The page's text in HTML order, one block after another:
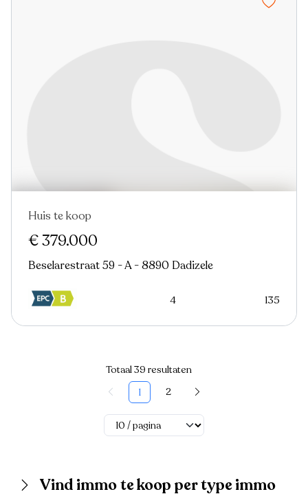
Huis te koop
€ 379.000
Beselarestraat 59 - A - 8890 Dadizele
4 135
Totaal 39 resultaten
1
2
Vind immo te koop per type immo